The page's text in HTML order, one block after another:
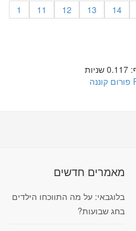
1 11 12 13 14
פורום קוננה
מאמרים חדשים
בלוגבאי: על מה התווכחו הילדים
בחג שבועות?